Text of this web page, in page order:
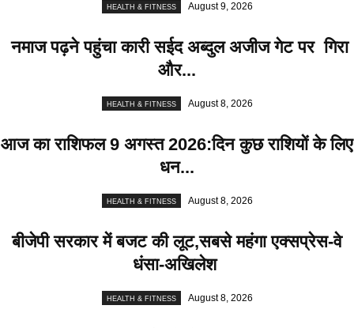
HEALTH & FITNESS August 9, 2026
नमाज पढ़ने पहुंचा कारी सईद अब्दुल अजीज गेट पर गिरा
और...
HEALTH & FITNESS August 8, 2026
आज का राशिफल 9 अगस्त 2026:दिन कुछ राशियों के लिए
धन...
HEALTH & FITNESS August 8, 2026
बीजेपी सरकार में बजट की लूट,सबसे महंगा एक्सप्रेस-वे
धंसा-अखिलेश
HEALTH & FITNESS August 8, 2026